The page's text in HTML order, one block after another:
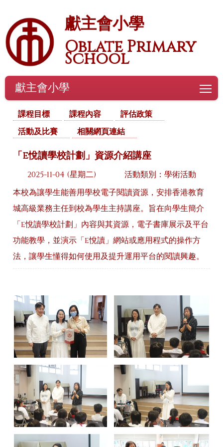
獻主會小學
Oblate Primary
School
獻主會小學
課程目標 課程內容
評估政策
活動及比賽
相關網頁連結
「e悅讀學校計劃」資源介紹講座
2025-11-04 (星期二)
活動類別：學術活動
本校為讓學生能善用學校電子閱讀資源，安排香港教育
城高級業務主任到校為學生主持講座。旨在向學生簡介
「e悅讀學校計劃」內容與其資源，電子書庫展示及平台
功能教學，並演示「e悅讀」網站或應用程式的操作方
法，讓學生懂得如何使用及提升運用平台的閱讀興趣。